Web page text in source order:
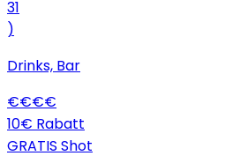
31
)
Drinks, Bar
€€€€
10€ Rabatt
GRATIS Shot